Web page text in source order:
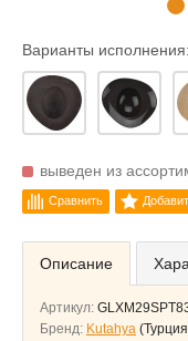
Варианты исполнения:
выведен из
Сравнить
Описание
Артикул:
Бренд: Kutahya